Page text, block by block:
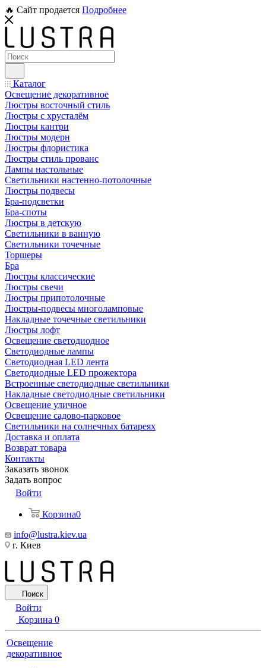
🔥 Сайт продается Подробнее
Каталог
Освещение декоративное
Люстры восточный стиль
Люстры с хрусталём
Люстры кантри
Люстры модерн
Люстры флористика
Люстры стиль прованс
Лампы настольные
Светильники настенно-потолочные
Люстры подвесы
Бра-подсветки
Бра-споты
Люстры в детскую
Светильники в ванную
Светильники точечные
Торшеры
Бра
Люстры классические
Люстры свечи
Люстры припотолочные
Люстры-подвесы многоламповые
Накладные точечные светильники
Люстры лофт
Освещение светодиодное
Светодиодные лампы
Светодиодная LED лента
Светодиодные LED прожектора
Встроенные светодиодные светильники
Накладные светодиодные светильники
Освещение уличное
Освещение садово-парковое
Светильники на солнечных батареях
Доставка и оплата
Возврат товара
Контакты
Заказать звонок
Задать вопрос
Войти
Корзина0
info@lustra.kiev.ua
г. Киев
Поиск
Войти
Корзина 0
Освещение
декоративное